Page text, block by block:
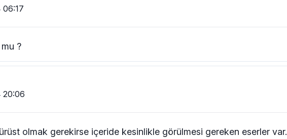
06:17
?
20:06
olmak gerekirse içeride kesinlikle görülmesi gereken eserler var.